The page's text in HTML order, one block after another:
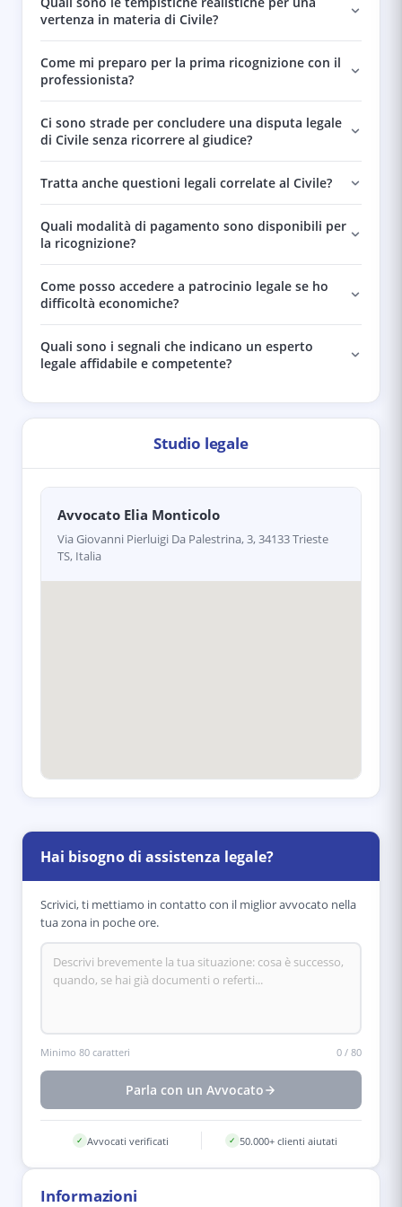
vertenza in materia di Civile?
Come mi preparo per la prima ricognizione con il
professionista?
Ci sono strade per concludere una disputa legale
di Civile senza ricorrere al giudice?
Tratta anche questioni legali correlate al Civile?
Quali modalità di pagamento sono disponibili per
la ricognizione?
Come posso accedere a patrocinio legale se ho
difficoltà economiche?
Quali sono i segnali che indicano un esperto
legale affidabile e competente?
Studio legale
Avvocato Elia Monticolo
Via Giovanni Pierluigi Da Palestrina, 3, 34133 Trieste
TS, Italia
Hai bisogno di assistenza legale?
Scrivici, ti mettiamo in contatto con il miglior avvocato nella
tua zona in poche ore.
Minimo 80 caratteri 0 / 80
Parla con un Avvocato
✓ Avvocati verificati ✓ 50.000+ clienti aiutati
Informazioni